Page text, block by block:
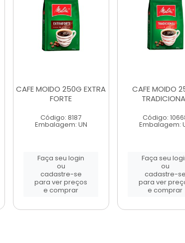
CAFE MOIDO 250G EXTRA
FORTE
Código: 8187
Embalagem: UN
Faça seu login
ou
cadastre-se
para ver preços
e comprar
CAFE MOIDO
Código:
Embalagem:
Faça seu
ou
cadastre-se
para ver
e comprar